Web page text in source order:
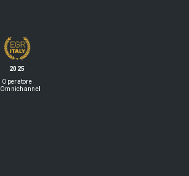
2025
Operatore
Omnichannel